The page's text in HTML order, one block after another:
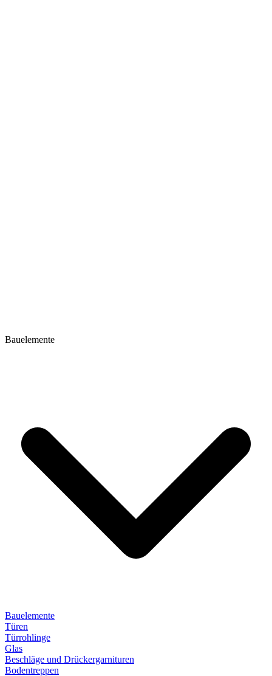
Bauelemente
Bauelemente
Türen
Türrohlinge
Glas
Beschläge und Drückergarnituren
Bodentreppen